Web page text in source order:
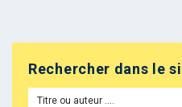
Rechercher dans le